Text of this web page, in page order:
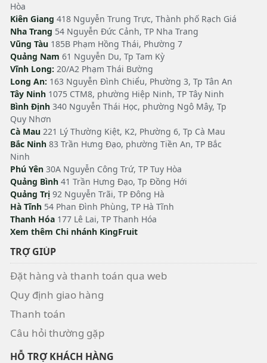
Hòa
Kiên Giang 418 Nguyễn Trung Trực, Thành phố Rạch Giá
Nha Trang 54 Nguyễn Đức Cảnh, TP Nha Trang
Vũng Tàu 185B Phạm Hồng Thái, Phường 7
Quảng Nam 61 Nguyễn Du, Tp Tam Kỳ
Vĩnh Long: 20/A2 Phạm Thái Bường
Long An: 163 Nguyễn Đình Chiểu, Phường 3, Tp Tân An
Tây Ninh 1075 CTM8, phường Hiệp Ninh, TP Tây Ninh
Bình Định 340 Nguyễn Thái Học, phường Ngô Mây, Tp
Quy Nhơn
Cà Mau 221 Lý Thường Kiệt, K2, Phường 6, Tp Cà Mau
Bắc Ninh 83 Trần Hưng Đạo, phường Tiền An, TP Bắc
Ninh
Phú Yên 30A Nguyễn Công Trứ, TP Tuy Hòa
Quảng Bình 41 Trần Hưng Đạo, Tp Đồng Hới
Quảng Trị 92 Nguyễn Trãi, TP Đông Hà
Hà Tĩnh 54 Phan Đình Phùng, TP Hà Tĩnh
Thanh Hóa 177 Lê Lai, TP Thanh Hóa
Xem thêm Chi nhánh KingFruit
TRỢ GIÚP
Đặt hàng và thanh toán qua web
Quy định giao hàng
Thanh toán
Câu hỏi thường gặp
HỖ TRỢ KHÁCH HÀNG